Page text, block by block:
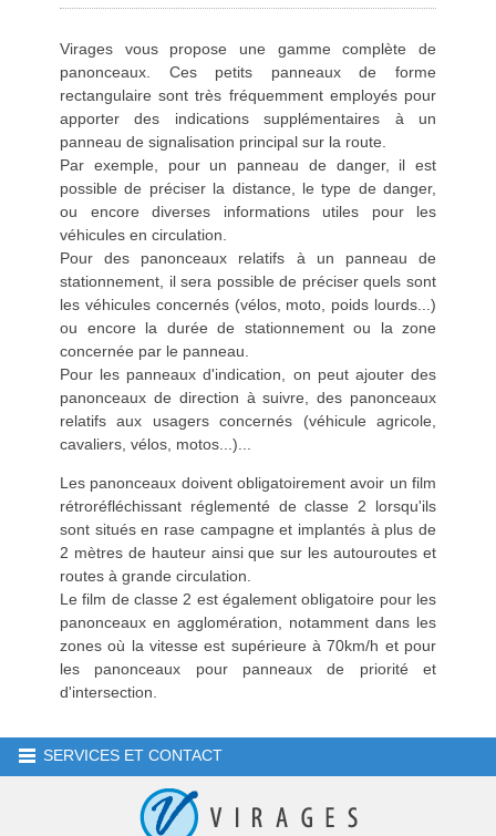
Virages vous propose une gamme complète de
panonceaux. Ces petits panneaux de forme
rectangulaire sont très fréquemment employés pour
apporter des indications supplémentaires à un
panneau de signalisation principal sur la route.
Par exemple, pour un panneau de danger, il est
possible de préciser la distance, le type de danger,
ou encore diverses informations utiles pour les
véhicules en circulation.
Pour des panonceaux relatifs à un panneau de
stationnement, il sera possible de préciser quels sont
les véhicules concernés (vélos, moto, poids lourds...)
ou encore la durée de stationnement ou la zone
concernée par le panneau.
Pour les panneaux d'indication, on peut ajouter des
panonceaux de direction à suivre, des panonceaux
relatifs aux usagers concernés (véhicule agricole,
cavaliers, vélos, motos...)...
Les panonceaux doivent obligatoirement avoir un film
rétroréfléchissant réglementé de classe 2 lorsqu'ils
sont situés en rase campagne et implantés à plus de
2 mètres de hauteur ainsi que sur les autouroutes et
routes à grande circulation.
Le film de classe 2 est également obligatoire pour les
panonceaux en agglomération, notamment dans les
zones où la vitesse est supérieure à 70km/h et pour
les panonceaux pour panneaux de priorité et
d'intersection.
SERVICES ET CONTACT